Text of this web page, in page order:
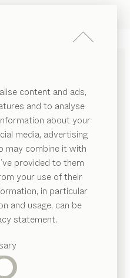
content and ads,
and to analyse
about your
media, advertising
may combine it with
provided to them
your use of their
in particular
and usage, can be
statement.
Funktionen und reines
pisa Schreibtisch
mit natürlichem
und Arbeit harmonisch
werden alle